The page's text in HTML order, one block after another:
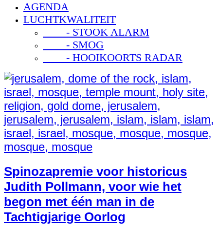
AGENDA
LUCHTKWALITEIT
- STOOK ALARM
- SMOG
- HOOIKOORTS RADAR
Spinozapremie voor historicus
Judith Pollmann, voor wie het
begon met één man in de
Tachtigjarige Oorlog